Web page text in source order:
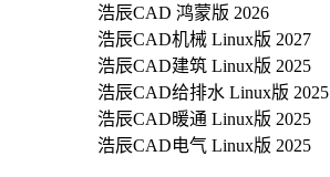
浩辰CAD 鸿蒙版 2026
浩辰CAD机械 Linux版 2027
浩辰CAD建筑 Linux版 2025
浩辰CAD给排水 Linux版 2025
浩辰CAD暖通 Linux版 2025
浩辰CAD电气 Linux版 2025